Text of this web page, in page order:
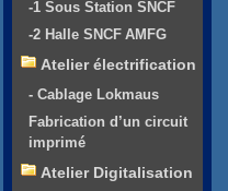
-1 Sous Station SNCF
-2 Halle SNCF AMFG
Atelier électrification
- Cablage Lokmaus
Fabrication d’un circuit
imprimé
Atelier Digitalisation